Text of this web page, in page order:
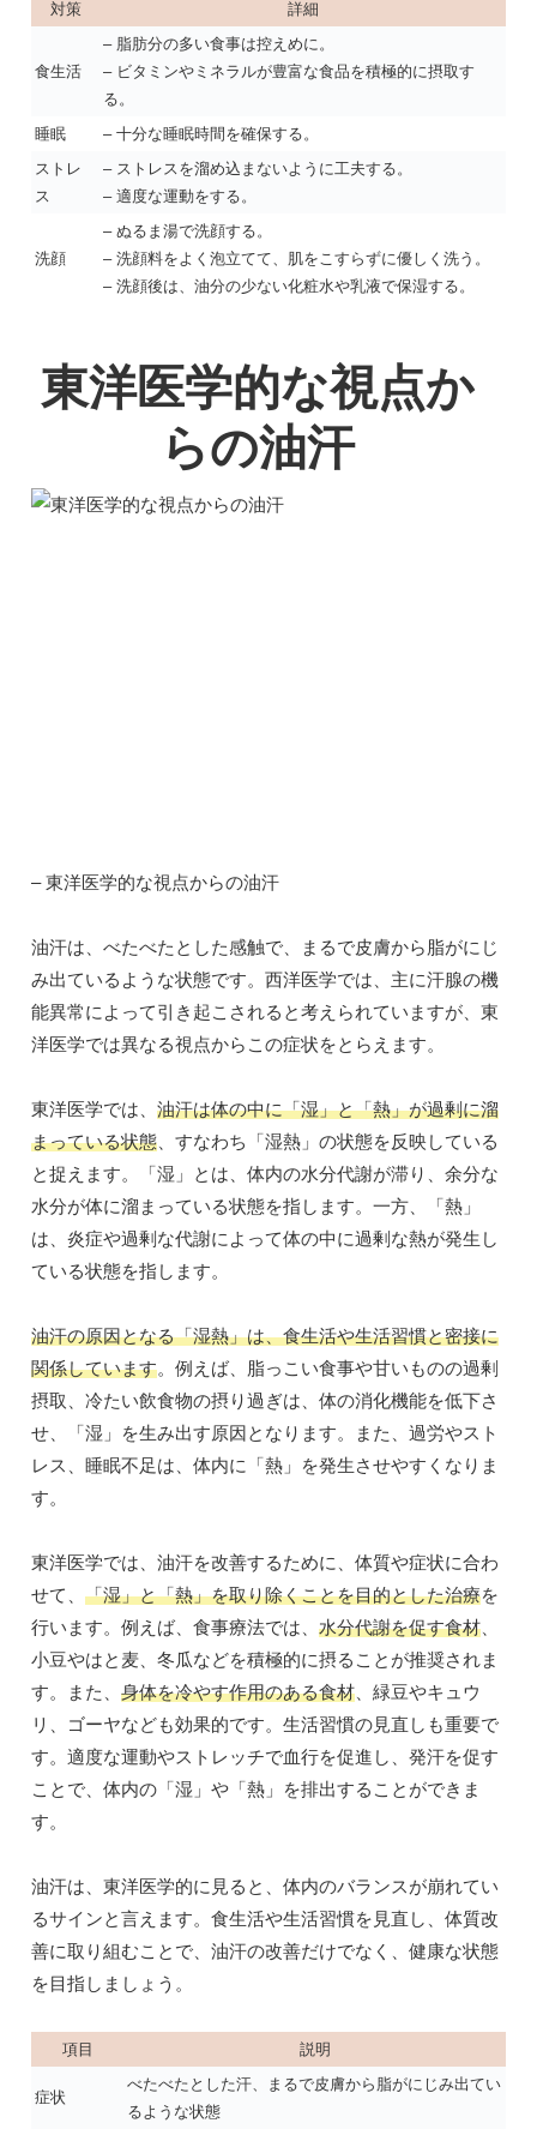
対策 詳細
食生活
– 脂肪分の多い食事は控えめに。
– ビタミンやミネラルが豊富な食品を積極的に摂取す
る。
睡眠
– 十分な睡眠時間を確保する。
ストレ
ス
– ストレスを溜め込まないように工夫する。
– 適度な運動をする。
洗顔
– ぬるま湯で洗顔する。
– 洗顔料をよく泡立てて、肌をこすらずに優しく洗う。
– 洗顔後は、油分の少ない化粧水や乳液で保湿する。
東洋医学的な視点か
らの油汗
– 東洋医学的な視点からの油汗
油汗は、べたべたとした感触で、まるで皮膚から脂がにじ
み出ているような状態です。西洋医学では、主に汗腺の機
能異常によって引き起こされると考えられていますが、東
洋医学では異なる視点からこの症状をとらえます。
東洋医学では、 油汗は体の中に「湿」と「熱」が過剰に溜
まっている状態、すなわち「湿熱」の状態を反映している
と捉えます。「湿」とは、体内の水分代謝が滞り、余分な
水分が体に溜まっている状態を指します。一方、「熱」
は、炎症や過剰な代謝によって体の中に過剰な熱が発生し
ている状態を指します。
油汗の原因となる「湿熱」は、食生活や生活習慣と密接に
関係しています。例えば、脂っこい食事や甘いものの過剰
摂取、冷たい飲食物の摂り過ぎは、体の消化機能を低下さ
せ、「湿」を生み出す原因となります。また、過労やスト
レス、睡眠不足は、体内に「熱」を発生させやすくなりま
す。
東洋医学では、油汗を改善するために、体質や症状に合わ
せて、 「湿」と「熱」を取り除くことを目的とした治療を
行います。例えば、食事療法では、 水分代謝を促す食材、
小豆やはと麦、冬瓜などを積極的に摂ることが推奨されま
す。また、 身体を冷やす作用のある食材、緑豆やキュウ
リ、ゴーヤなども効果的です。生活習慣の見直しも重要で
す。適度な運動やストレッチで血行を促進し、発汗を促す
ことで、体内の「湿」や「熱」を排出することができま
す。
油汗は、東洋医学的に見ると、体内のバランスが崩れてい
るサインと言えます。食生活や生活習慣を見直し、体質改
善に取り組むことで、油汗の改善だけでなく、健康な状態
を目指しましょう。
項目 説明
症状
べたべたとした汗、まるで皮膚から脂がにじみ出てい
るような状態